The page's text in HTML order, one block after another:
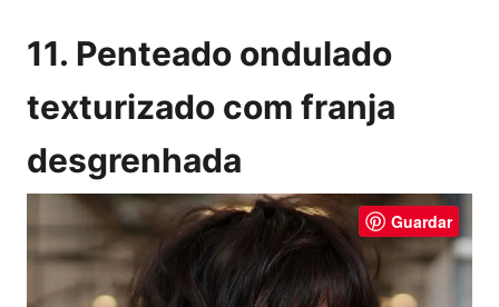
11. Penteado ondulado
texturizado com franja
desgrenhada
Guardar